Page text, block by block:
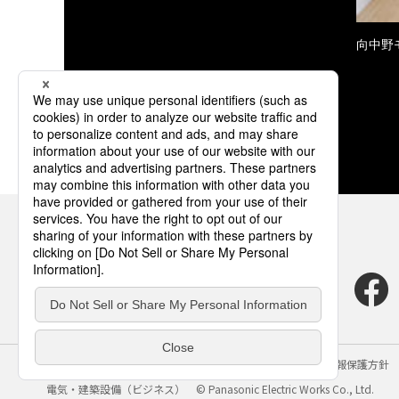
向中野
サイトのご利用にあたって クッキーポリシー
個人情報保護方針
電気・建築設備（ビジネス）
© Panasonic Electric Works Co., Ltd.